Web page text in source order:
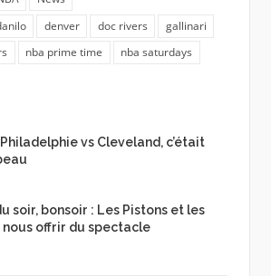
denver doc rivers
gallinari
nba prime time
nba saturdays
vs Cleveland, c’était
soir, bonsoir : Les Pistons et les
nous offrir du spectacle